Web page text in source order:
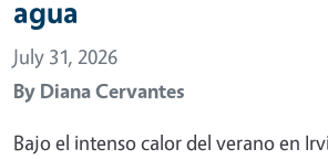
agua
July 31, 2026
By Diana Cervantes
Bajo el intenso calor del verano en